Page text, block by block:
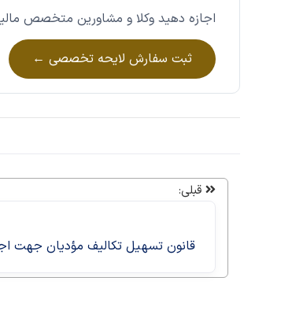
اجازه دهید وکلا و مشاورین متخصص
ثبت سفارش لایحه تخصصی ←
قبلی:
قانون تسهیل تکالیف مؤدیان جهت